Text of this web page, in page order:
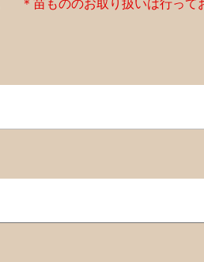
＊苗もののお取り扱いは行って